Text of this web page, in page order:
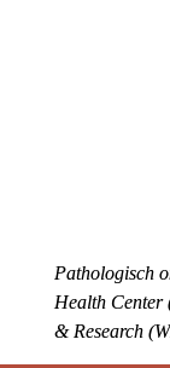
Pathologisch
Health Center
& Research